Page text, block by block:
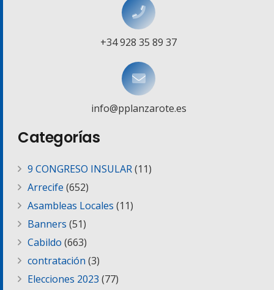
+34 928 35 89 37
info@pplanzarote.es
Categorías
9 CONGRESO INSULAR(11)
Arrecife (652)
Asambleas Locales (11)
Banners (51)
Cabildo (663)
contratación (3)
Elecciones 2023 (77)